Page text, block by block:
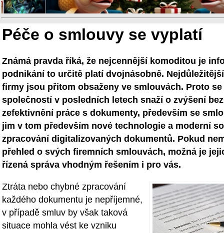
Péče o smlouvy se vyplatí
Známá pravda říká, že nejcennější komoditou je
podnikání to určitě platí dvojnásobně.
firmy jsou přitom obsaženy ve smlouvách. Proto
společností v posledních letech snaží o zvýšení
zefektivnění práce s dokumenty, především se
jim v tom především nové technologie a moderní
zpracování digitalizovaných dokumentů. Pokud
přehled o svých firemních smlouvách, možná je
řízená správa vhodným řešením i pro vás.
Ztráta nebo chybné zpracování
každého dokumentu je nepříjemné,
v případě smluv by však taková
situace mohla vést ke vzniku